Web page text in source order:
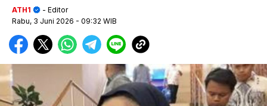
ATH1
- Editor
Rabu, 3 Juni 2026 - 09:32 WIB